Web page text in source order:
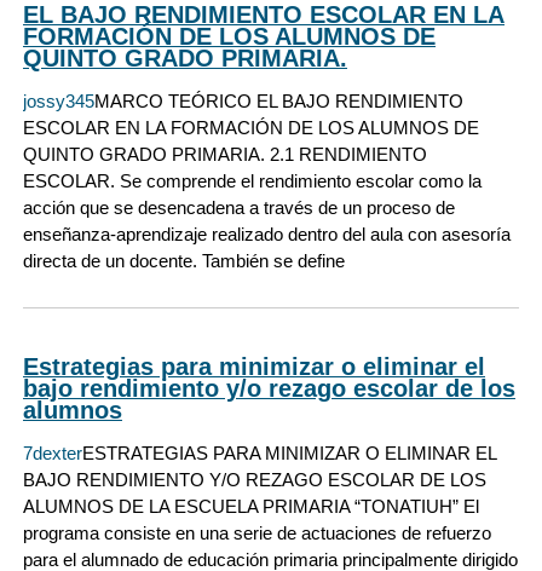
EL BAJO RENDIMIENTO ESCOLAR EN LA
FORMACIÓN DE LOS ALUMNOS DE
QUINTO GRADO PRIMARIA.
jossy345MARCO TEÓRICO EL BAJO RENDIMIENTO
ESCOLAR EN LA FORMACIÓN DE LOS ALUMNOS DE
QUINTO GRADO PRIMARIA. 2.1 RENDIMIENTO
ESCOLAR. Se comprende el rendimiento escolar como la
acción que se desencadena a través de un proceso de
enseñanza-aprendizaje realizado dentro del aula con asesoría
directa de un docente. También se define
Estrategias para minimizar o eliminar el
bajo rendimiento y/o rezago escolar de los
alumnos
7dexterESTRATEGIAS PARA MINIMIZAR O ELIMINAR EL
BAJO RENDIMIENTO Y/O REZAGO ESCOLAR DE LOS
ALUMNOS DE LA ESCUELA PRIMARIA “TONATIUH” El
programa consiste en una serie de actuaciones de refuerzo
para el alumnado de educación primaria principalmente dirigido